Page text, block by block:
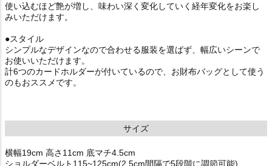
使い込むほど艶が増し、味わい深く変化していく経年変化をお楽し
みいただけます。
●スタイル
シンプルなデザインなので合わせる服装を選ばず、幅広いシーンで
お使いいただけます。
計6つのカードホルダーが付いているので、お財布バッグとして使う
のもおススメです。
サイズ
横幅19cm 高さ11cm 底マチ4.5cm
ショルダーベルト115~125cm(2.5cm間隔で5段階に調節可能)